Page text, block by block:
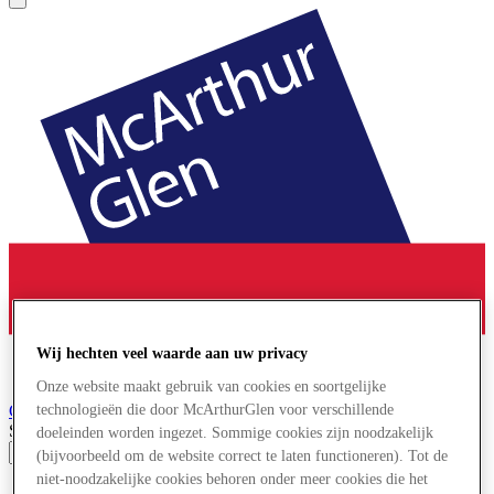
Cheshire OaksDesigner Outlet
Search input
Wij hechten veel waarde aan uw privacy
Onze website maakt gebruik van cookies en soortgelijke
technologieën die door McArthurGlen voor verschillende
doeleinden worden ingezet. Sommige cookies zijn noodzakelijk
(bijvoorbeeld om de website correct te laten functioneren). Tot de
niet-noodzakelijke cookies behoren onder meer cookies die het